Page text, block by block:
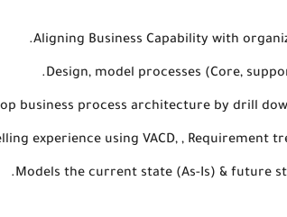
Aligning Business Capability with
Design, model processes (Core,
business process architecture by drill
experience using VACD, , Requirement
Models the current state (As-Is) & future